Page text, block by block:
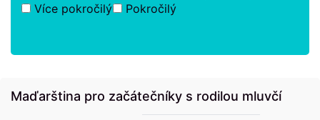
Více pokročilý
Pokročilý
Maďarština pro začátečníky s rodilou mluvčí